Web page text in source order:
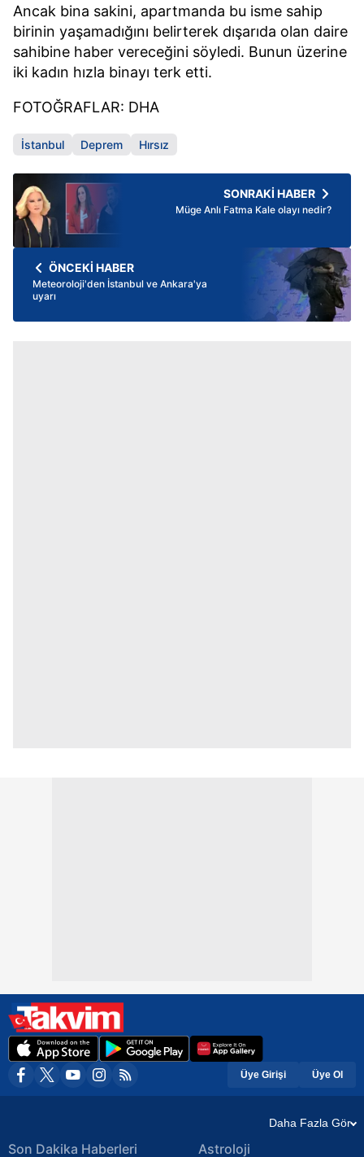
Ancak bina sakini, apartmanda bu isme sahip
birinin yaşamadığını belirterek dışarıda olan daire
sahibine haber vereceğini söyledi. Bunun üzerine
iki kadın hızla binayı terk etti.
FOTOĞRAFLAR: DHA
İstanbul Deprem Hırsız
SONRAKİ HABER
Müge Anlı Fatma Kale olayı nedir?
ÖNCEKİ HABER
Meteoroloji'den İstanbul ve Ankara'ya
uyarı
Üye Girişi Üye Ol
Daha Fazla Gör
Son Dakika Haberleri Astroloji